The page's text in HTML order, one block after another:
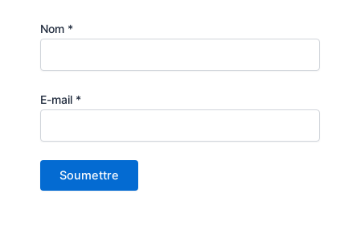
Nom *
E-mail *